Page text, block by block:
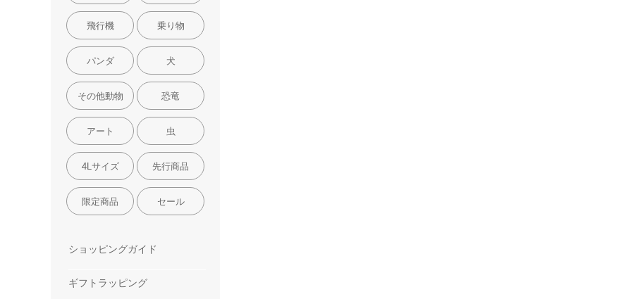
飛行機 乗り物
パンダ 犬
その他動物 恐竜
アート 虫
4Lサイズ 先行商品
限定商品 セール
ショッピングガイド
ギフトラッピング